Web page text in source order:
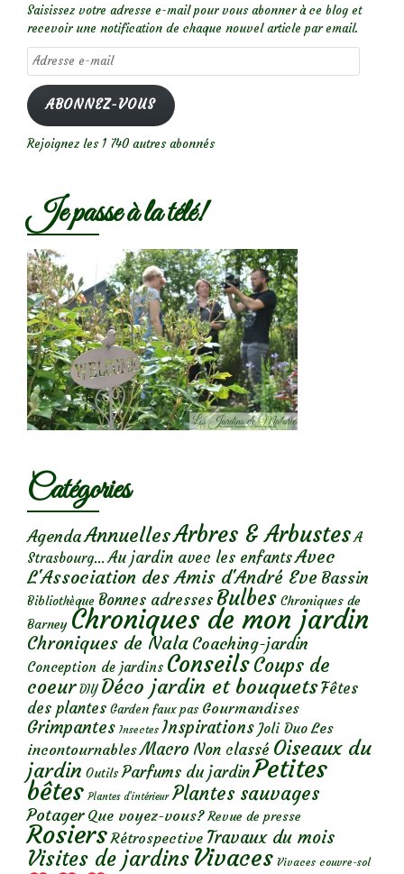
Saisissez votre adresse e-mail pour vous abonner à ce blog et
recevoir une notification de chaque nouvel article par email.
Adresse
e-
mail
ABONNEZ-VOUS
Rejoignez les 1 740 autres abonnés
Je passe à la télé!
Catégories
AgendaAnnuellesArbres & Arbustes A
Strasbourg... Au jardin avec les enfantsAvec
L'Association des Amis d'André Eve Bassin
Bibliothèque Bonnes adresses Bulbes Chroniques de
Barney Chroniques de mon jardin
Chroniques de Nala Coaching-jardin
Conception de jardins ConseilsCoups de
coeur DIY Déco jardin et bouquetsFêtes
des plantes Garden faux pas Gourmandises
Grimpantes Insectes Inspirations Joli Duo Les
incontournables Macro Non classé Oiseaux du
jardin Outils Parfums du jardinPetites
bêtes Plantes d’intérieur Plantes sauvages
Potager Que voyez-vous? Revue de presse
Rosiers Rétrospective Travaux du mois
Visites de jardins Vivaces Vivaces couvre-sol